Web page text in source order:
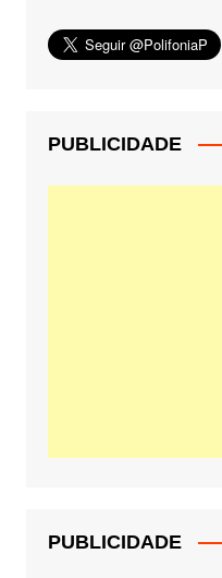
PUBLICIDADE
PUBLICIDADE